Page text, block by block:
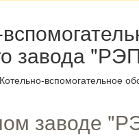
завода
Котельно-вспомогательное
заводе